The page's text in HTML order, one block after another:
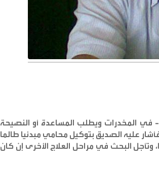
بأحد الاصدقاء يشكو من تورط ابنته - ٢٩ سنه - في المخدرات ويطلب المساعدة أو النصيحة
عليه الصديق بتوكيل محامي مبدئيا طالما
وتأجل البحث في مراحل العلاج الأخرى إن كان